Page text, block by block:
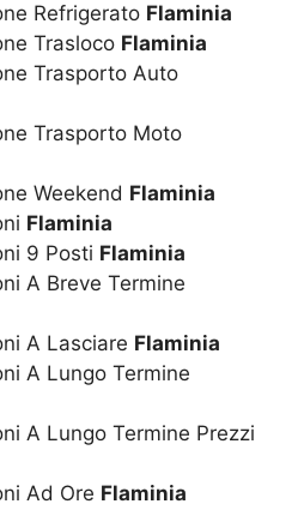
Refrigerato Flaminia
Trasloco Flaminia
Trasporto Auto
Trasporto Moto
Weekend Flaminia
Flaminia
9 Posti Flaminia
A Breve Termine
A Lasciare Flaminia
A Lungo Termine
A Lungo Termine Prezzi
Ad Ore Flaminia